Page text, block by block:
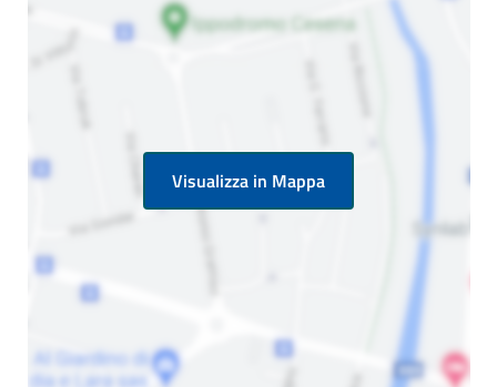
Visualizza in Mappa